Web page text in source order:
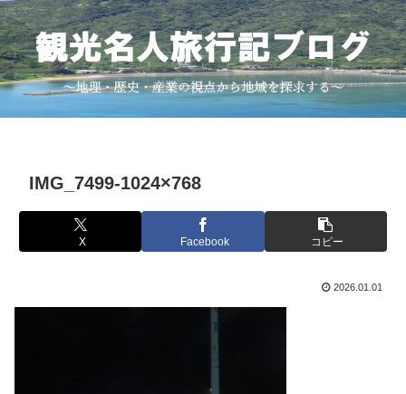
IMG_7499-1024×768
X Facebook コピー
2026.01.01